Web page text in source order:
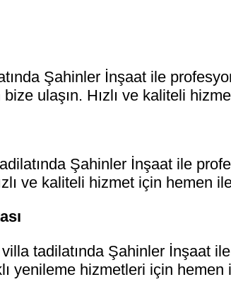
Şahinler İnşaat ile
ulaşın. Hızlı ve kaliteli
Şahinler İnşaat ile
ve kaliteli hizmet için hemen
tadilatında Şahinler İnşaat
yenileme hizmetleri için hemen